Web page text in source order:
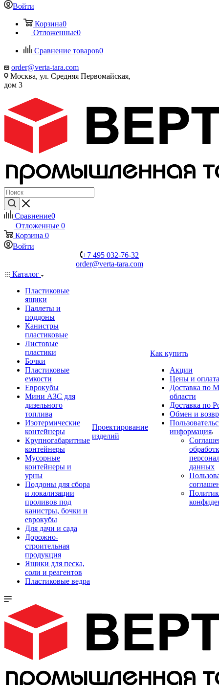
Войти
Корзина0
Отложенные0
Сравнение товаров0
order@verta-tara.com
Москва, ул. Средняя Первомайская,
дом 3
Сравнение0
Отложенные 0
Корзина 0
Войти
+7 495 032-76-32
order@verta-tara.com
Каталог
Пластиковые
ящики
Паллеты и
поддоны
Канистры
пластиковые
Листовые
пластики
Бочки
Пластиковые
емкости
Еврокубы
Мини АЗС для
дизельного
топлива
Изотермические
контейнеры
Крупногабаритные
контейнеры
Мусорные
контейнеры и
урны
Поддоны для сбора
и локализации
проливов под
канистры, бочки и
еврокубы
Для дачи и сада
Дорожно-
строительная
продукция
Ящики для песка,
соли и реагентов
Пластиковые ведра
Проектирование
изделий
Как купить
Акции
Цены и оплата
Доставка по
области
Доставка по
Обмен и
информация
данных